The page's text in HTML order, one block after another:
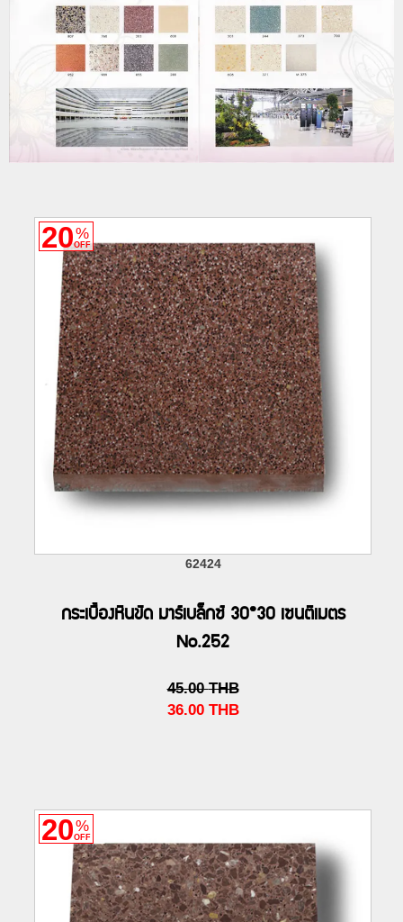
20%
OFF
62424
กระเบื้องหินขัด มาร์เบล็กซ์ 30*30 เซนติเมตร
No.252
45.00 THB
36.00 THB
20%
OFF